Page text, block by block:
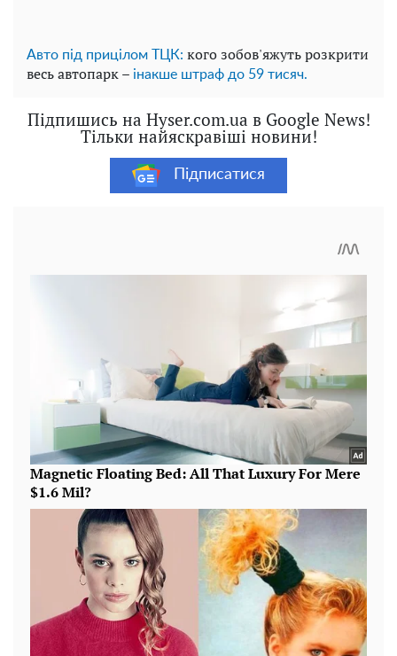
Авто під прицілом ТЦК: кого зобов'яжуть розкрити
весь автопарк – інакше штраф до 59 тисяч.
Підпишись на Hyser.com.ua в Google News!
Тільки найяскравіші новини!
Підписатися